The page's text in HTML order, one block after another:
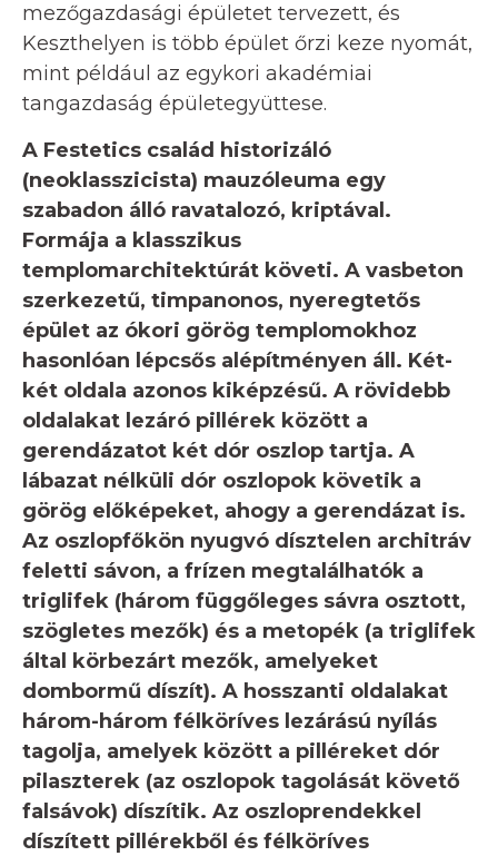
mezőgazdasági épületet tervezett, és
Keszthelyen is több épület őrzi keze nyomát,
mint például az egykori akadémiai
tangazdaság épületegyüttese.
A Festetics család historizáló
(neoklasszicista) mauzóleuma egy
szabadon álló ravatalozó, kriptával.
Formája a klasszikus
templomarchitektúrát követi. A vasbeton
szerkezetű, timpanonos, nyeregtetős
épület az ókori görög templomokhoz
hasonlóan lépcsős alépítményen áll. Két-
két oldala azonos kiképzésű. A rövidebb
oldalakat lezáró pillérek között a
gerendázatot két dór oszlop tartja. A
lábazat nélküli dór oszlopok követik a
görög előképeket, ahogy a gerendázat is.
Az oszlopfőkön nyugvó dísztelen architráv
feletti sávon, a frízen megtalálhatók a
triglifek (három függőleges sávra osztott,
szögletes mezők) és a metopék (a triglifek
által körbezárt mezők, amelyeket
dombormű díszít). A hosszanti oldalakat
három-három félköríves lezárású nyílás
tagolja, amelyek között a pilléreket dór
pilaszterek (az oszlopok tagolását követő
falsávok) díszítik. Az oszloprendekkel
díszített pillérekből és félköríves